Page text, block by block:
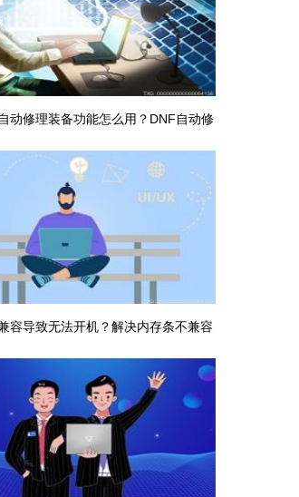
动修理装备功能怎么用？DNF自动修
理用法介绍
容导致无法开机？解决内存条不兼容